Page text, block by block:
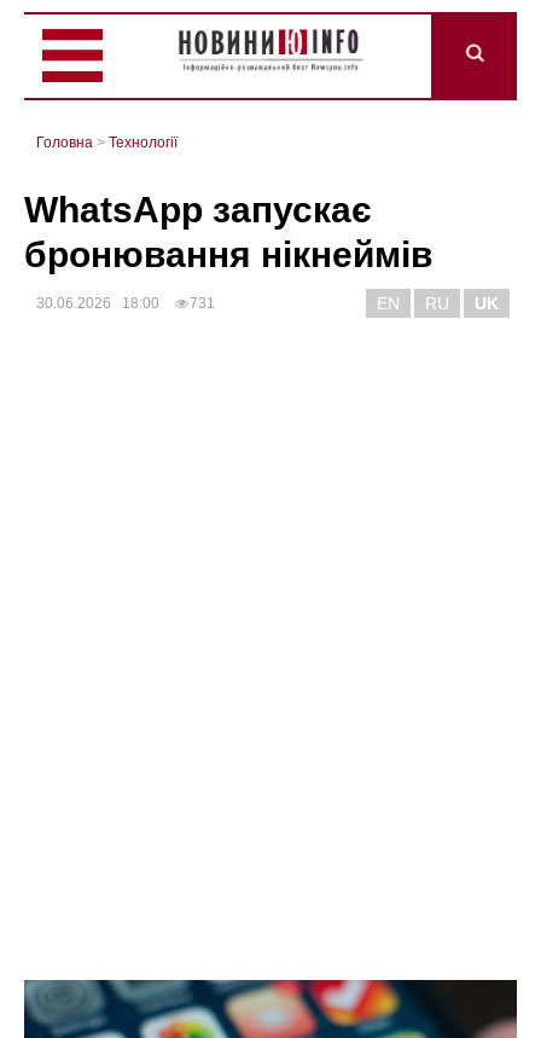
Головна > Технології
WhatsApp запускає
бронювання нікнеймів
30.06.2026 18:00 731 EN RU UK